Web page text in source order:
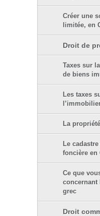
Créer une
limitée, en
Droit de
Taxes sur
de biens
Les taxes
La
Le
foncière en
Ce que
concernant
grec
Droit